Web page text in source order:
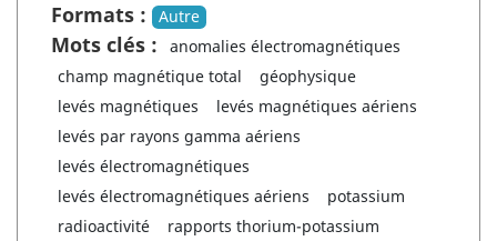
Formats :
Autre
Mots clés :
anomalies électromagnétiques
champ magnétique total
géophysique
levés magnétiques
levés magnétiques aériens
levés par rayons gamma aériens
levés électromagnétiques
levés électromagnétiques aériens
potassium
radioactivité
rapports thorium-potassium